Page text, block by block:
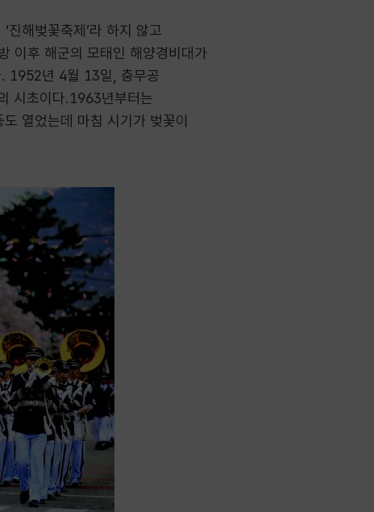
해벚꽃축제’라 하지 않고
이후 해군의 모태인 해양경비대가
. 1952년 4월 13일, 충무공
시초이다.1963년부터는
열었는데 마침 시기가 벚꽃이